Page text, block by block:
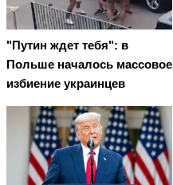
"Путин ждет тебя": в
Польше началось массовое
избиение украинцев